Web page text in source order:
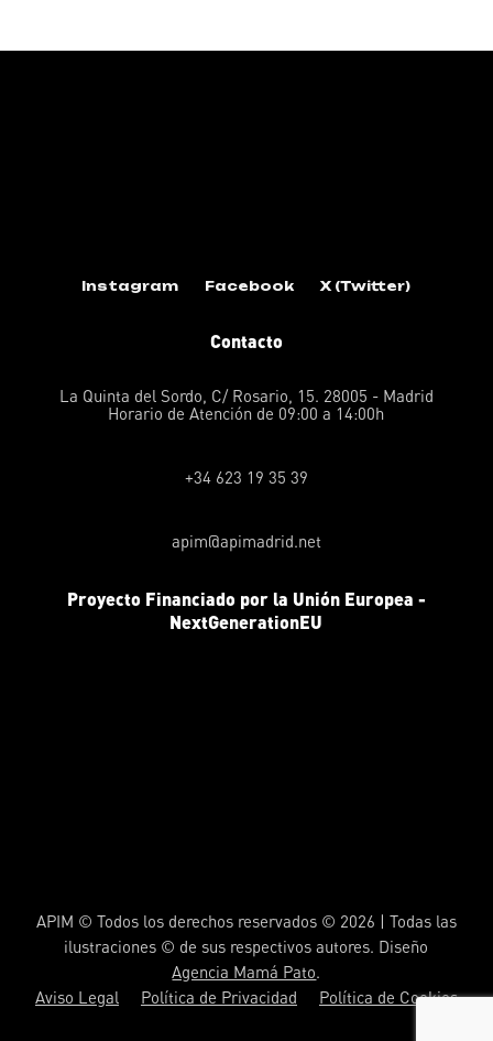
Instagram Facebook X (Twitter)
Contacto
La Quinta del Sordo, C/ Rosario, 15. 28005 - Madrid
Horario de Atención de 09:00 a 14:00h
+34 623 19 35 39
apim@apimadrid.net
Proyecto Financiado por la Unión Europea -
NextGenerationEU
APIM © Todos los derechos reservados © 2026 | Todas las
ilustraciones © de sus respectivos autores. Diseño
Agencia Mamá Pato.
Aviso Legal
Política de Privacidad Política de Cookies